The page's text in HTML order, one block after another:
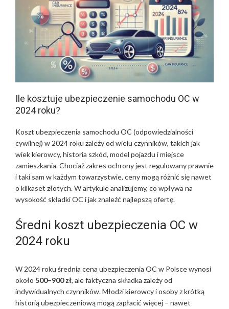
Ile kosztuje ubezpieczenie samochodu OC w
2024 roku?
Koszt ubezpieczenia samochodu OC (odpowiedzialności
cywilnej) w 2024 roku zależy od wielu czynników, takich jak
wiek kierowcy, historia szkód, model pojazdu i miejsce
zamieszkania. Chociaż zakres ochrony jest regulowany prawnie
i taki sam w każdym towarzystwie, ceny mogą różnić się nawet
o kilkaset złotych. W artykule analizujemy, co wpływa na
wysokość składki OC i jak znaleźć najlepszą ofertę.
Średni koszt ubezpieczenia OC w
2024 roku
W 2024 roku średnia cena ubezpieczenia OC w Polsce wynosi
około 500–900 zł, ale faktyczna składka zależy od
indywidualnych czynników. Młodzi kierowcy i osoby z krótką
historią ubezpieczeniową mogą zapłacić więcej – nawet